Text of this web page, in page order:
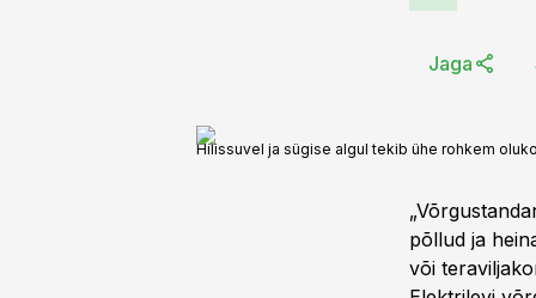
Jaga
Hilissuvel ja sügise algul tekib ühe rohkem
põllud ja
või